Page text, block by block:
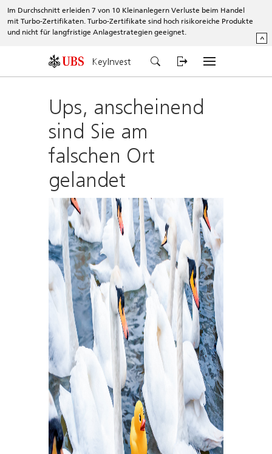
Im Durchschnitt erleiden 7 von 10 Kleinanlegern Verluste beim Handel
mit Turbo-Zertifikaten. Turbo-Zertifikate sind hoch risikoreiche Produkte
und nicht für langfristige Anlagestrategien geeignet.
^
KeyInvest
Ups, anscheinend
sind Sie am
falschen Ort
gelandet